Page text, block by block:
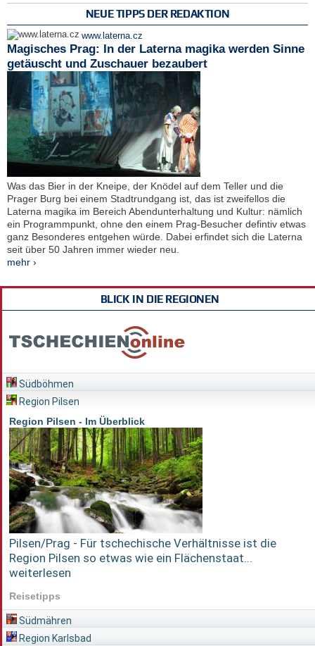
NEUE TIPPS DER REDAKTION
www.laterna.cz
Magisches Prag: In der Laterna magika werden Sinne
getäuscht und Zuschauer bezaubert
Was das Bier in der Kneipe, der Knödel auf dem Teller und die
Prager Burg bei einem Stadtrundgang ist, das ist zweifellos die
Laterna magika im Bereich Abendunterhaltung und Kultur: nämlich
ein Programmpunkt, ohne den einem Prag-Besucher defintiv etwas
ganz Besonderes entgehen würde. Dabei erfindet sich die Laterna
seit über 50 Jahren immer wieder neu.
mehr ›
BLICK IN DIE REGIONEN
Südböhmen
Region Pilsen
Region Pilsen - Im Überblick
Pilsen/Prag - Für tschechische Verhältnisse ist die
Region Pilsen so etwas wie ein Flächenstaat...
weiterlesen
Reisetipps
Südmähren
Region Karlsbad